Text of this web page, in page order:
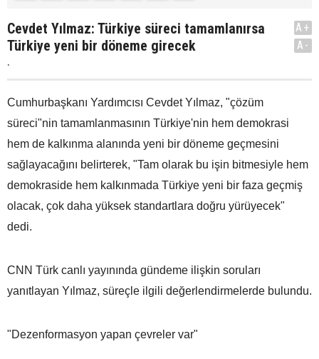
Cevdet Yılmaz: Türkiye süreci tamamlanırsa
Türkiye yeni bir döneme girecek
.
A+
A-
Cumhurbaşkanı Yardımcısı Cevdet Yılmaz, "çözüm
süreci"nin tamamlanmasının Türkiye'nin hem demokrasi
hem de kalkınma alanında yeni bir döneme geçmesini
sağlayacağını belirterek, "Tam olarak bu işin bitmesiyle hem
demokraside hem kalkınmada Türkiye yeni bir faza geçmiş
olacak, çok daha yüksek standartlara doğru yürüyecek"
dedi.
CNN Türk canlı yayınında gündeme ilişkin soruları
yanıtlayan Yılmaz, süreçle ilgili değerlendirmelerde bulundu.
"Dezenformasyon yapan çevreler var"